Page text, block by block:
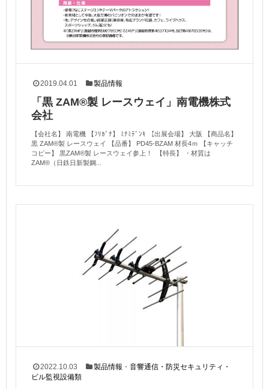
2019.04.01 製品情報
「黒 ZAM®製 レースウェイ」南電機株式
会社
【会社名】 南電機 【ﾌﾘｶﾞﾅ】 ﾐﾅﾐﾃﾞﾝｷ 【出展会場】 大阪 【商品名】
黒 ZAM®製 レースウェイ 【品番】 PD45-BZAM 材長4ｍ 【キャッチ
コピー】 黒ZAM®製 レースウェイ参上！ 【特長】 ・材質は
ZAM®（日鉄日新製鋼...
2022.10.03 製品情報 ・音響通信・防災セキュリティ・
ビル監視設備類